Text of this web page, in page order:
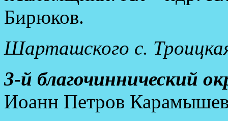
Бирюков.
Шарташского с.
3-й благочиннический
Иоанн Петров